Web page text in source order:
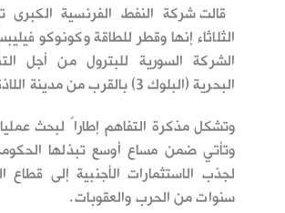
قالت شركة النفط الفرنسية الكبرى
الثلاثاء إنهاوقطر للطاقة وكونوكو
الشركة ‌السورية للبترول من أجل
البحرية (البلوك 3) بالقرب من مدينة اللاذقية.
وتشكل مذكرة التفاهم إطاراً لبحث
وتأتي ضمن مساع أوسع تبذلها
لجذب الاستثمارات الأجنبية إلى
سنوات من الحرب والعقوبات.